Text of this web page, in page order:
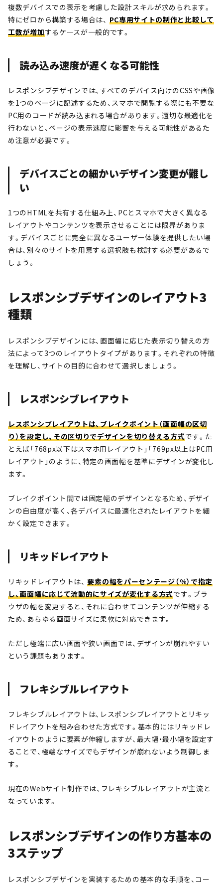
複数デバイスでの表示を考慮した設計スキルが求められます。
特にゼロから構築する場合は、 PC専用サイトの制作と比較して
工数が増加するケースが一般的です。
読み込み速度が遅くなる可能性
レスポンシブデザインでは、すべてのデバイス向けのCSSや画像
を1つのページに記述するため、スマホで閲覧する際にも不要な
PC用のコードが読み込まれる場合があります。適切な最適化を
行わないと、ページの表示速度に影響を与える可能性があるた
め注意が必要です。
デバイスごとの細かいデザイン変更が難し
い
1つのHTMLを共有する仕組み上、PCとスマホで大きく異なる
レイアウトやコンテンツを表示させることには限界がありま
す。デバイスごとに完全に異なるユーザー体験を提供したい場
合は、別々のサイトを用意する選択肢も検討する必要があるで
しょう。
レスポンシブデザインのレイアウト3
種類
レスポンシブデザインには、画面幅に応じた表示切り替えの方
法によって3つのレイアウトタイプがあります。それぞれの特徴
を理解し、サイトの目的に合わせて選択しましょう。
レスポンシブレイアウト
レスポンシブレイアウトは、ブレイクポイント（画面幅の区切
り）を設定し、その区切りでデザインを切り替える方式です。た
とえば「768px以下はスマホ用レイアウト」「769px以上はPC用
レイアウト」のように、特定の画面幅を基準にデザインが変化し
ます。
ブレイクポイント間では固定幅のデザインとなるため、デザイ
ンの自由度が高く、各デバイスに最適化されたレイアウトを細
かく設定できます。
リキッドレイアウト
リキッドレイアウトは、要素の幅をパーセンテージ（%）で指定
し、画面幅に応じて流動的にサイズが変化する方式です。ブラ
ウザの幅を変更すると、それに合わせてコンテンツが伸縮する
ため、あらゆる画面サイズに柔軟に対応できます。
ただし極端に広い画面や狭い画面では、デザインが崩れやすい
という課題もあります。
フレキシブルレイアウト
フレキシブルレイアウトは、レスポンシブレイアウトとリキッ
ドレイアウトを組み合わせた方式です。基本的にはリキッドレ
イアウトのように要素が伸縮しますが、最大幅・最小幅を設定す
ることで、極端なサイズでもデザインが崩れないよう制御しま
す。
現在のWebサイト制作では、フレキシブルレイアウトが主流と
なっています。
レスポンシブデザインの作り方基本の
3ステップ
レスポンシブデザインを実装するための基本的な手順を、コー